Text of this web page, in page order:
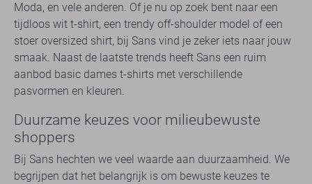
Moda, en vele anderen. Of je nu op zoek bent naar een
tijdloos wit t-shirt, een trendy off-shoulder model of een
stoer oversized shirt, bij Sans vind je zeker iets naar jouw
smaak. Naast de laatste trends heeft Sans een ruim
aanbod basic dames t-shirts met verschillende
pasvormen en kleuren.
Duurzame keuzes voor milieubewuste
shoppers
Bij Sans hechten we veel waarde aan duurzaamheid. We
begrijpen dat het belangrijk is om bewuste keuzes te